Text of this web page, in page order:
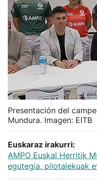
Balonmano
Kirolak 360
Atletismo
Carreras de montaña
Más deportes
"Helmuga"
Presentación del
Mundura. Imagen: EITB
Euskaraz irakurri:
AMPO Euskal Herritik
egutegia, pilotalekuak